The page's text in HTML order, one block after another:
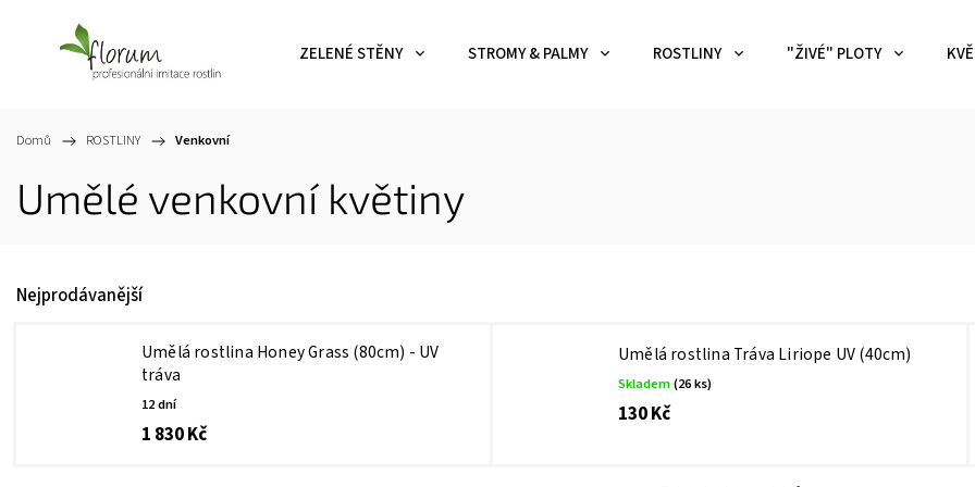
ZELENÉ STĚNY STROMY & PALMY ROSTLINY "ŽIVÉ" PLOTY
Domů / ROSTLINY / Venkovní
Umělé venkovní květiny
Nejprodávanější
Umělá rostlina Honey Grass (80cm) - UV
tráva
12 dní
1 830 Kč
Umělá rostlina Tráva Liriope UV (40cm)
Skladem(26 ks)
130 Kč